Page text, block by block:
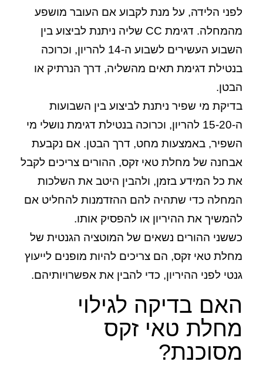
לפני הלידה, על מנת לקבוע אם העובר מושפע
מהמחלה. דגימת CC שליה ניתנת לביצוע בין
השבוע העשירים לשבוע ה-14 להריון, וכרוכה
בנטילת דגימת תאים מהשליה, דרך הנרתיק או
הבטן.
בדיקת מי שפיר ניתנת לביצוע בין השבועות
ה-15-20 להריון, וכרוכה בנטילת דגימת נושלי מי
השפיר, באמצעות מחט, דרך הבטן. אם נקבעת
אבחנה של מחלת טאי זקס, ההורים צריכים לקבל
את כל המידע בזמן, ולהבין היטב את השלכות
המחלה כדי שתהיה להם ההזדמנות להחליט אם
להמשיך את ההיריון או להפסיק אותו.
כששני ההורים נשאים של המוטציה הגנטית של
מחלת טאי זקס, הם צריכים להיות מופנים לייעוץ
גנטי לפני ההיריון, כדי להבין את אפשרויותיהם.
האם בדיקה לגילוי
מחלת טאי זקס
מסוכנת?